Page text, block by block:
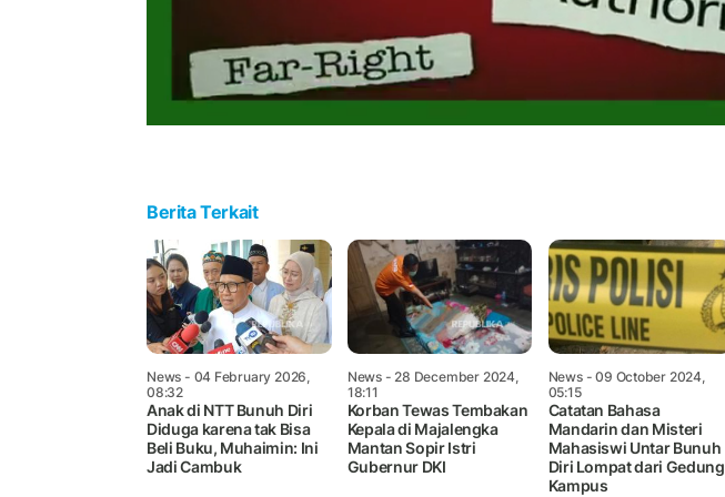
Berita Terkait
News - 04 February 2026,
08:32
Anak di NTT Bunuh Diri
Diduga karena tak Bisa
Beli Buku, Muhaimin: Ini
Jadi Cambuk
News- 28 December 2024,
18:11
Korban Tewas Tembakan
Kepala di Majalengka
Mantan Sopir Istri
Gubernur DKI
News- 09 October 2024,
05:15
Catatan Bahasa
Mandarin dan Misteri
Mahasiswi Untar Bunuh
Diri Lompat dari Gedung
Kampus